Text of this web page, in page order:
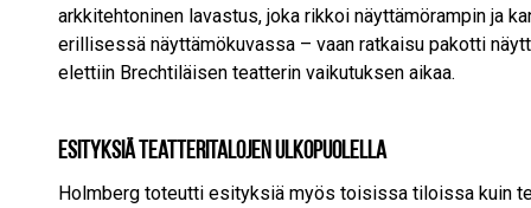
arkkitehtoninen lavastus, joka rikkoi näyttämörampin ja
erillisessä näyttämökuvassa – vaan ratkaisu pakotti
elettiin Brechtiläisen teatterin vaikutuksen aikaa.
Esityksiä teatteritalojen ulkopuolella
Holmberg toteutti esityksiä myös toisissa tiloissa kuin